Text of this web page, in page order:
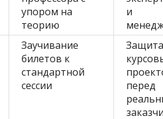
упором на
теорию
и
Заучивание
билетов к
стандартной
сессии
перед